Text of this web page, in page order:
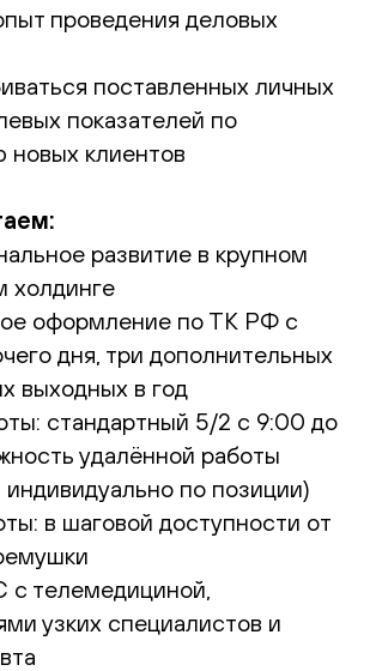
проведения деловых
поставленных личных
показателей по
новых клиентов
развитие в крупном
холдинге
оформление по ТК РФ с
дня, три дополнительных
выходных в год
стандартный 5/2 с 9:00 до
удалённой работы
по позиции)
в шаговой доступности от
телемедициной,
узких специалистов и